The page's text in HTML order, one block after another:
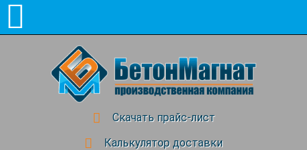
Скачать прайс-лист
Калькулятор доставки